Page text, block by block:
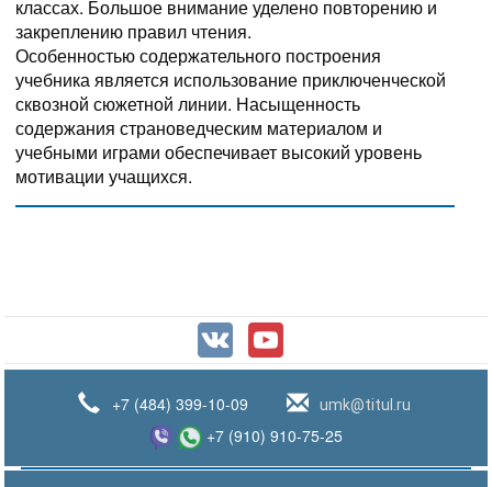
классах. Большое внимание уделено повторению и
закреплению правил чтения.
Особенностью содержательного построения
учебника является использование приключенческой
сквозной сюжетной линии. Насыщенность
содержания страноведческим материалом и
учебными играми обеспечивает высокий уровень
мотивации учащихся.
+7 (484) 399-10-09 umk@titul.ru
+7 (910) 910-75-25